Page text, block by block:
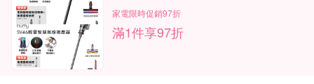
家電限時促銷97折
滿1件享97折